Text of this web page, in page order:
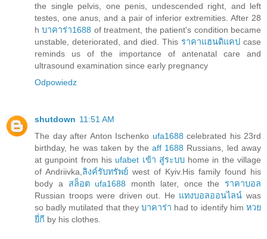
the single pelvis, one penis, undescended right, and left
testes, one anus, and a pair of inferior extremities. After 28
hบาคาร่า1688 of treatment, the patient's condition became
unstable, deteriorated, and died. This ราคาแฮนดิแคป
case
reminds us of the importance of antenatal care and
ultrasound examination since early pregnancy
Odpowiedz
shutdown 11:51 AM
The day after Anton Ischenko ufa1688 celebrated his 23rd
birthday, he was taken by the aff 1688 Russians, led away
at gunpoint from his ufabet เข้า สู่ระบบhome in the village
of Andriivka, ลิงค์รับทรัพย์ west of Kyiv.His family found his
body a สล็อต ufa1688 month later, once the ราคาบอล
Russian troops were driven out. He แทงบอลออนไลน์ was
so badly mutilated that they บาคาร่า had to identify him หวย
ยี่กี by his clothes.